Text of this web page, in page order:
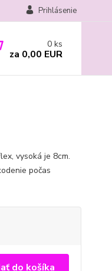
Prihlásenie
0 ks
za 0,00 EUR
vysoká je 8cm.
počas
do košíka